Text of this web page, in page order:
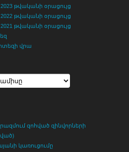
թվականի օրացույց
թվականի օրացույց
թվականի օրացույց
վրա
զոհված զինվորների
կառուցումը